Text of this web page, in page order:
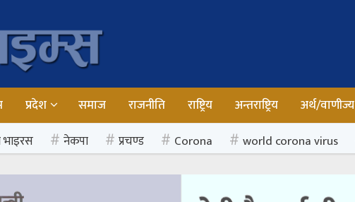
प्रदेश समाज राजनीति राष्ट्रिय अन्तराष्ट्रिय अर्थ/वाणीज्य
भाइरस नेकपा प्रचण्ड Corona world corona virus